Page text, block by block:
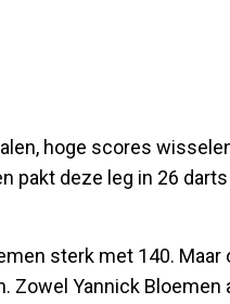
hoge scores
pakt deze leg in 26
sterk met 140. Maar
Yannick Bloemen